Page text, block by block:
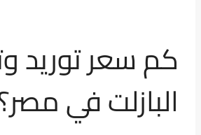
كم سعر توريد
البازلت في